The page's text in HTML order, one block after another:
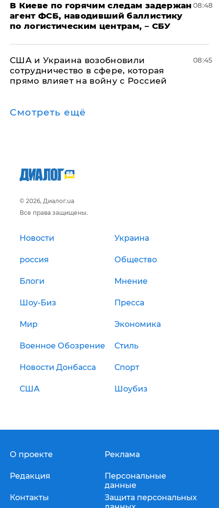
В Киеве по горячим следам задержан
агент ФСБ, наводивший баллистику
по логистическим центрам, – СБУ
08:48
США и Украина возобновили
сотрудничество в сфере, которая
прямо влияет на войну с Россией
08:45
Смотреть ещё
© 2026, Диалог.ua
Все права защищены.
Новости Украина
россия Общество
Блоги Мнение
Шоу-Биз Пресса
Мир Экономика
Военное Обозрение Стиль
Новости Донбасса Спорт
США Шоубиз
О проекте
Редакция
Контакты
Реклама
Персональные
данные
Защита персональных